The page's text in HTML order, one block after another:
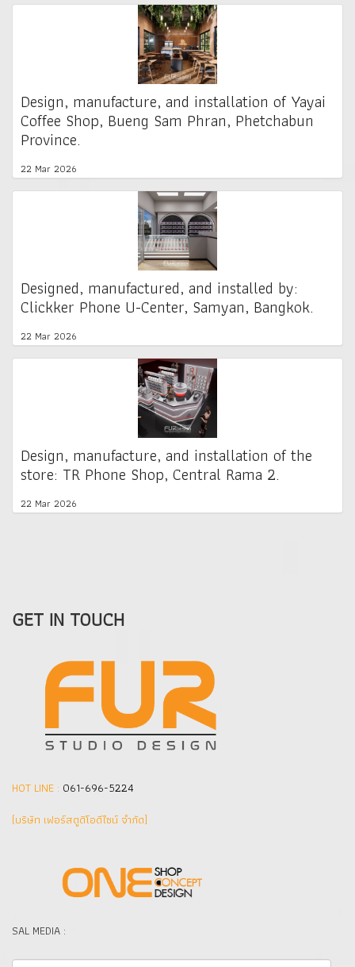
Design, manufacture, and installation of Yayai
Coffee Shop, Bueng Sam Phran, Phetchabun
Province.
22 Mar 2026
Designed, manufactured, and installed by:
Clickker Phone U-Center, Samyan, Bangkok.
22 Mar 2026
Design, manufacture, and installation of the
store: TR Phone Shop, Central Rama 2.
22 Mar 2026
GET IN TOUCH
HOT LINE : 061-696-5224
(บริษัท เฟอร์สตูดิโอดีไซน์ จำกัด]
SAL MEDIA :